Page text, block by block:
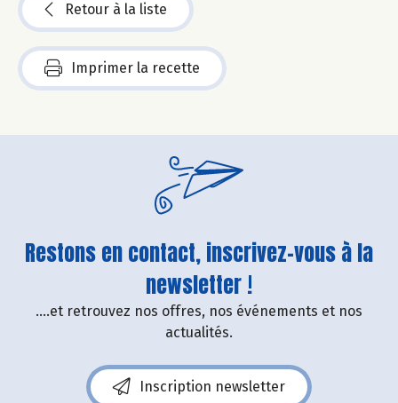
Retour à la liste
Imprimer la recette
Restons en contact, inscrivez-vous à la
newsletter !
....et retrouvez nos offres, nos événements et nos
actualités.
Inscription newsletter